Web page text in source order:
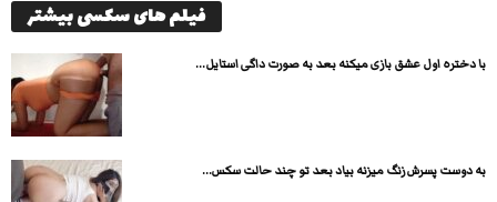
فیلم های سکسی بیشتر
با دختره اول عشق بازی میکنه بعد به صورت داگی استایل...
به دوست پسرش زنگ میزنه بیاد بعد تو چند حالت سکس...